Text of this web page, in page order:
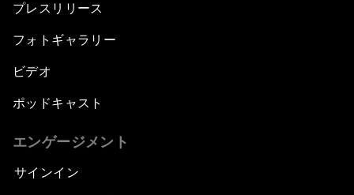
プレスリリース
フォトギャラリー
ビデオ
ポッドキャスト
エンゲージメント
サインイン